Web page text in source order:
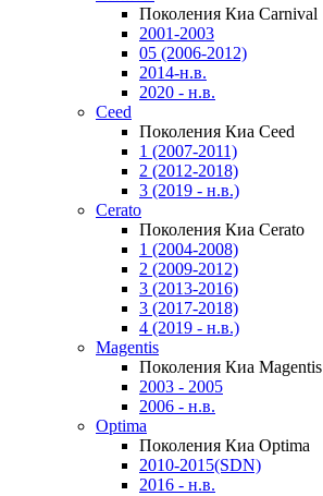
Поколения Киа Carnival
2001-2003
05 (2006-2012)
2014-н.в.
2020 - н.в.
Ceed
Поколения Киа Ceed
1 (2007-2011)
2 (2012-2018)
3 (2019 - н.в.)
Cerato
Поколения Киа Cerato
1 (2004-2008)
2 (2009-2012)
3 (2013-2016)
3 (2017-2018)
4 (2019 - н.в.)
Magentis
Поколения Киа Magentis
2003 - 2005
2006 - н.в.
Optima
Поколения Киа Optima
2010-2015(SDN)
2016 - н.в.